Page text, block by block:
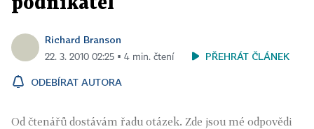
Richard Branson
22. 3. 2010 02:25 ▪ 4 min. čtení PŘEHRÁT ČLÁNEK
ODEBÍRAT AUTORA
Od čtenářů dostávám řadu otázek. Zde jsou mé odpovědi